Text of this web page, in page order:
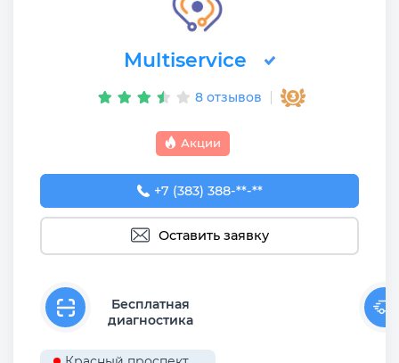
Multiservice
8 отзывов
Акции
+7 (383) 388-93-76
+7 (383) 388-**-**
Оставить заявку
Бесплатная
диагностика